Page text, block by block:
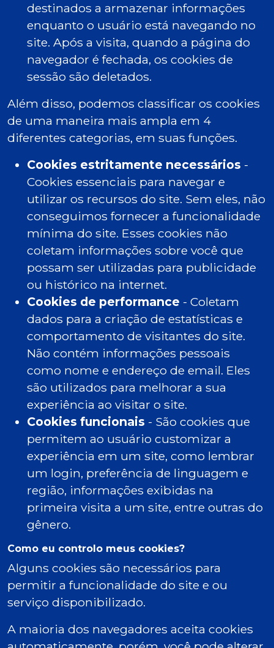
destinados a armazenar informações
enquanto o usuário está navegando no
site. Após a visita, quando a página do
navegador é fechada, os cookies de
sessão são deletados.
Além disso, podemos classificar os cookies
de uma maneira mais ampla em 4
diferentes categorias, em suas funções.
Cookies estritamente necessários -
Cookies essenciais para navegar e
utilizar os recursos do site. Sem eles, não
conseguimos fornecer a funcionalidade
mínima do site. Esses cookies não
coletam informações sobre você que
possam ser utilizadas para publicidade
ou histórico na internet.
Cookies de performance - Coletam
dados para a criação de estatísticas e
comportamento de visitantes do site.
Não contém informações pessoais
como nome e endereço de email. Eles
são utilizados para melhorar a sua
experiência ao visitar o site.
Cookies funcionais - São cookies que
permitem ao usuário customizar a
experiência em um site, como lembrar
um login, preferência de linguagem e
região, informações exibidas na
primeira visita a um site, entre outras do
gênero.
Como eu controlo meus cookies?
Alguns cookies são necessários para
permitir a funcionalidade do site e ou
serviço disponibilizado.
A maioria dos navegadores aceita cookies